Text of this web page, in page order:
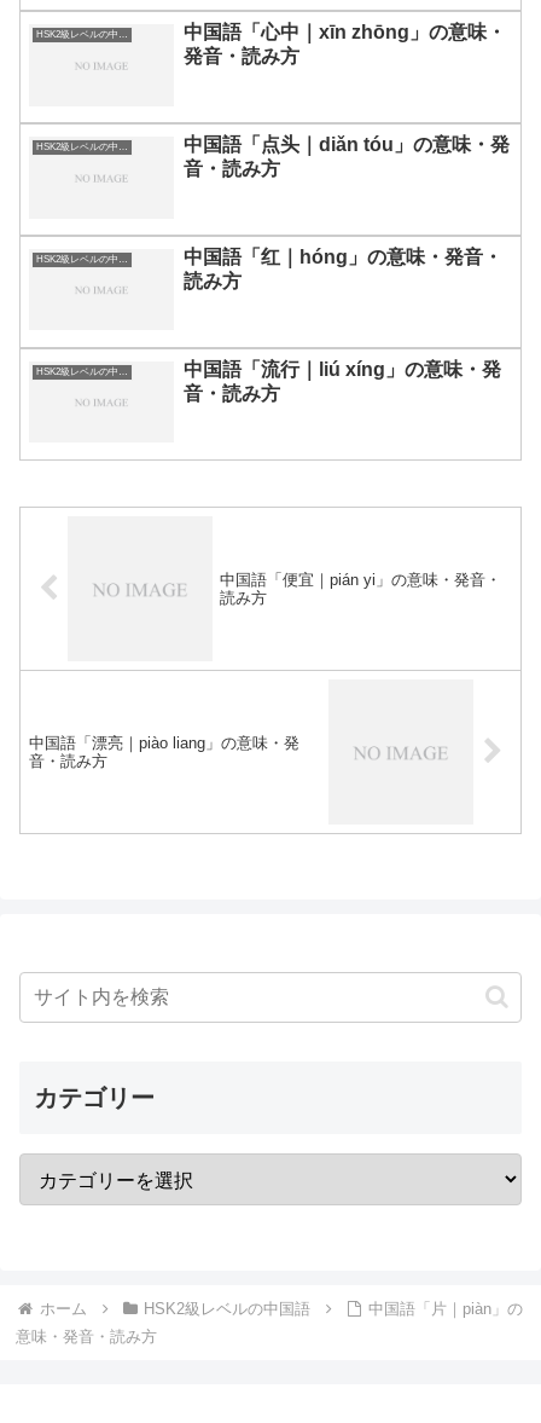
HSK2級レベルの中国語
中国語「心中｜xīn zhōng」の意味・
発音・読み方
HSK2級レベルの中国語
中国語「点头｜diǎn tóu」の意味・発
音・読み方
中国語「红｜hóng」の意味・発音・
読み方
中国語「流行｜liú xíng」の意味・発
音・読み方
中国語「便宜｜pián yi」の意味・発音・
読み方
中国語「漂亮｜piào liang」の意味・発
音・読み方
カテゴリー
ホーム HSK2級レベルの中国語
中国語「片｜piàn」の
意味・発音・読み方